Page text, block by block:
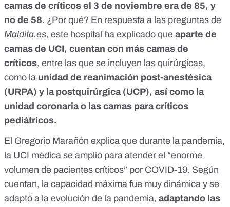
camas de críticos el 3 de noviembre era de 85, y
no de 58. ¿Por qué? En respuesta a las preguntas de
Maldita.es, este hospital ha explicado que aparte de
camas de UCI, cuentan con más camas de
críticos, entre las que se incluyen las quirúrgicas,
como la unidad de reanimación post-anestésica
(URPA) y la postquirúrgica (UCP), así como la
unidad coronaria o las camas para críticos
pediátricos.
El Gregorio Marañón explica que durante la pandemia,
la UCI médica se amplió para atender el “enorme
volumen de pacientes críticos” por COVID-19. Según
cuentan, la capacidad máxima fue muy dinámica y se
adaptó a la evolución de la pandemia, adaptando las